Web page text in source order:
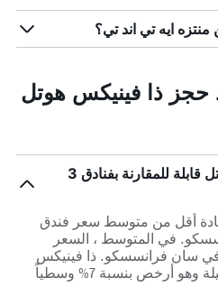
ايه تي اند تي؟
حجز ذا فينيكس هوتل
هل الأسعار في ذا فينيكس هوتل قابلة للمقارنة بفنادق 3
أقل من متوسط ​​سعر فندق
في المتوسط ، السعر
الليلة في سان فرانسسكو. ذا فينيكس
هوتل سيعطيك 870 ﷼ في الليلة وهو أرخص بنسبة 7% وسطياً